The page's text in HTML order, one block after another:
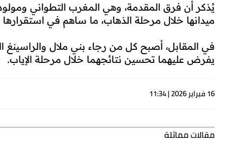
يُذكر أن فرق المقدمة، وهي المغرب التطواني
ميدانها خلال مرحلة الذهاب، ما ساهم في استقرارها
في المقابل، أصبح كل من رجاء بني ملال والراسينغ
يفرض عليهما تحسين نتائجهما خلال مرحلة الإياب.
16 فبراير 2026 | 11:34
مقالات مماثلة